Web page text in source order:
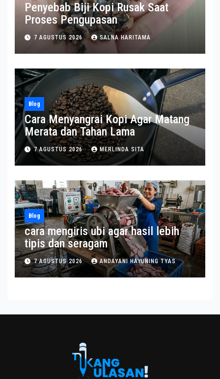
Penyebab Biji Kopi Rusak Saat
Proses Pengupasan
7 AGUSTUS 2026 SALNA HARITAMA
Blog
Cara Menyangrai Kopi Agar Matang
Merata dan Tahan Lama
7 AGUSTUS 2026 MERLINDA SITA
Blog
cara mengiris ubi agar hasil lebih
tipis dan seragam
7 AGUSTUS 2026 ANDAYANI HAYUNING TYAS